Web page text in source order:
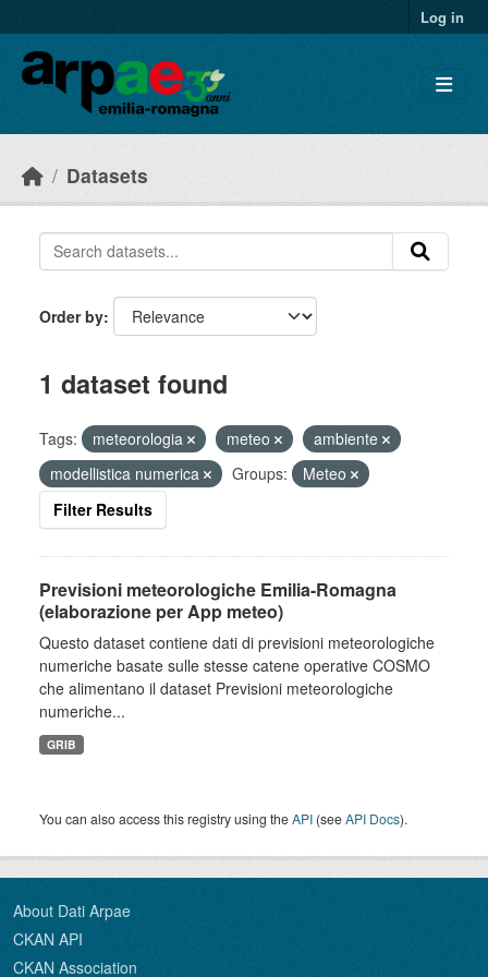
Log in
Datasets
Order by
1 dataset found
Tags: meteorologia meteo
ambiente
modellistica numerica
Groups:
Meteo
Filter Results
Previsioni meteorologiche Emilia-Romagna
(elaborazione per App meteo)
Questo dataset contiene dati di previsioni meteorologiche
numeriche basate sulle stesse catene operative COSMO
che alimentano il dataset Previsioni meteorologiche
numeriche...
GRIB
You can also access this registry using theAPI (seeAPI Docs).
About Dati Arpae
CKAN API
CKAN Association